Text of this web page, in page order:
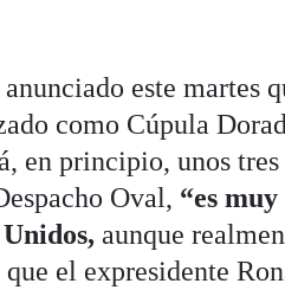
este martes
como Cúpula
en principio, unos tres
Oval, “es muy
aunque
el expresidente